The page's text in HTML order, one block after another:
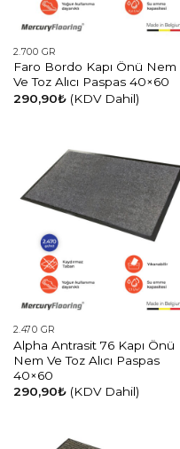
2.700 GR
Faro Bordo Kapı Önü Nem
Ve Toz Alıcı Paspas 40×60
290,90₺ (KDV Dahil)
2.470 GR
Alpha Antrasit 76 Kapı Önü
Nem Ve Toz Alıcı Paspas
40×60
290,90₺ (KDV Dahil)